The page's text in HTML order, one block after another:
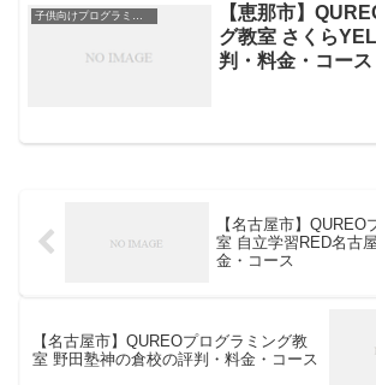
【恵那市】
グ教室 さくら
判・料金・コース
【名古屋市】
室 自立学習RED名古
金・コース
【名古屋市】QUREOプログラミング教
室 野田塾神の倉校の評判・料金・コース